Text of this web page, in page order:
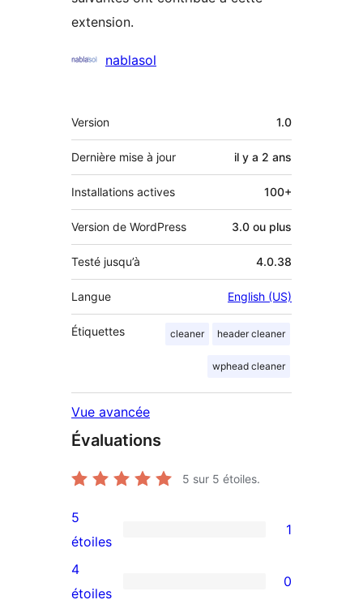
extension.
Contributeurs
nablasol
Méta
Version 1.0
Dernière mise à jour il y a 2 ans
Installations actives 100+
Version de WordPress 3.0 ou plus
Testé jusqu’à 4.0.38
Langue English (US)
Étiquettes cleaner header cleaner
wphead cleaner
Vue avancée
Évaluations
5 sur 5 étoiles.
1
avis
à
5
étoiles
1
0
4
étoiles
0